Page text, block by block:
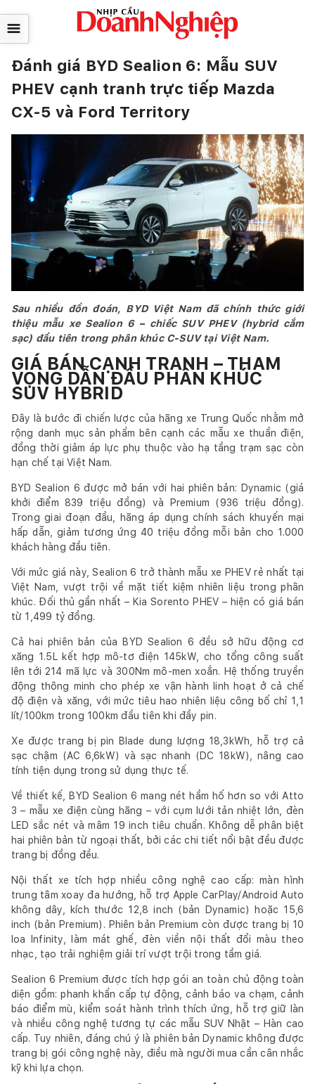
☰
Đánh giá BYD Sealion 6: Mẫu SUV
PHEV cạnh tranh trực tiếp Mazda
CX-5 và Ford Territory
Sau nhiều đồn đoán, BYD Việt Nam đã chính thức giới
thiệu mẫu xe Sealion 6 – chiếc SUV PHEV (hybrid cắm
sạc) đầu tiên trong phân khúc C-SUV tại Việt Nam.
GIÁ BÁN CẠNH TRANH – THAM
VỌNG DẪN ĐẦU PHÂN KHÚC
SUV HYBRID
Đây là bước đi chiến lược của hãng xe Trung Quốc nhằm mở
rộng danh mục sản phẩm bên cạnh các mẫu xe thuần điện,
đồng thời giảm áp lực phụ thuộc vào hạ tầng trạm sạc còn
hạn chế tại Việt Nam.
BYD Sealion 6 được mở bán với hai phiên bản: Dynamic (giá
khởi điểm 839 triệu đồng) và Premium (936 triệu đồng).
Trong giai đoạn đầu, hãng áp dụng chính sách khuyến mại
hấp dẫn, giảm tương ứng 40 triệu đồng mỗi bản cho 1.000
khách hàng đầu tiên.
Với mức giá này, Sealion 6 trở thành mẫu xe PHEV rẻ nhất tại
Việt Nam, vượt trội về mặt tiết kiệm nhiên liệu trong phân
khúc. Đối thủ gần nhất – Kia Sorento PHEV – hiện có giá bán
từ 1,499 tỷ đồng.
Cả hai phiên bản của BYD Sealion 6 đều sở hữu động cơ
xăng 1.5L kết hợp mô-tơ điện 145kW, cho tổng công suất
lên tới 214 mã lực và 300Nm mô-men xoắn. Hệ thống truyền
động thông minh cho phép xe vận hành linh hoạt ở cả chế
độ điện và xăng, với mức tiêu hao nhiên liệu công bố chỉ 1,1
lít/100km trong 100km đầu tiên khi đầy pin.
Xe được trang bị pin Blade dung lượng 18,3kWh, hỗ trợ cả
sạc chậm (AC 6,6kW) và sạc nhanh (DC 18kW), nâng cao
tính tiện dụng trong sử dụng thực tế.
Về thiết kế, BYD Sealion 6 mang nét hầm hố hơn so với Atto
3 – mẫu xe điện cùng hãng – với cụm lưới tản nhiệt lớn, đèn
LED sắc nét và mâm 19 inch tiêu chuẩn. Không dễ phân biệt
hai phiên bản từ ngoại thất, bởi các chi tiết nổi bật đều được
trang bị đồng đều.
Nội thất xe tích hợp nhiều công nghệ cao cấp: màn hình
trung tâm xoay đa hướng, hỗ trợ Apple CarPlay/Android Auto
không dây, kích thước 12,8 inch (bản Dynamic) hoặc 15,6
inch (bản Premium). Phiên bản Premium còn được trang bị 10
loa Infinity, làm mát ghế, đèn viền nội thất đổi màu theo
nhạc, tạo trải nghiệm giải trí vượt trội trong tầm giá.
Sealion 6 Premium được tích hợp gói an toàn chủ động toàn
diện gồm: phanh khẩn cấp tự động, cảnh báo va chạm, cảnh
báo điểm mù, kiểm soát hành trình thích ứng, hỗ trợ giữ làn
và nhiều công nghệ tương tự các mẫu SUV Nhật – Hàn cao
cấp. Tuy nhiên, đáng chú ý là phiên bản Dynamic không được
trang bị gói công nghệ này, điều mà người mua cần cân nhắc
kỹ khi lựa chọn.